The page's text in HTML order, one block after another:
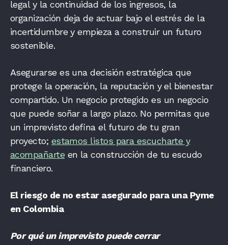
legal y la continuidad de los ingresos, la
organización deja de actuar bajo el estrés de la
incertidumbre y empieza a construir un futuro
sostenible.
Asegurarse es una decisión estratégica que
protege la operación, la reputación y el bienestar
compartido. Un negocio protegido es un negocio
que puede soñar a largo plazo. No permitas que
un imprevisto defina el futuro de tu gran
proyecto; estamos listos para escucharte y
acompañarte en la construcción de tu escudo
financiero.
El riesgo de no estar asegurado para una Pyme
en Colombia
Por qué un imprevisto puede cerrar